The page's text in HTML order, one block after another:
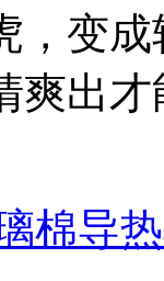
，变
爽出
棉导